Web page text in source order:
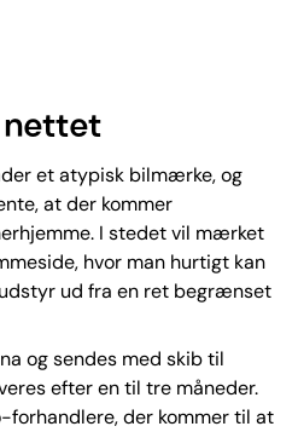
nettet
et atypisk bilmærke, og
at der kommer
I stedet vil mærket
hvor man hurtigt kan
ud fra en ret begrænset
og sendes med skib til
efter en til tre måneder.
forhandlere, der kommer til at